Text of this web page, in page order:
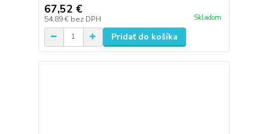
67,52 €
54,89 € bez DPH Skladom
Pridať do košíka